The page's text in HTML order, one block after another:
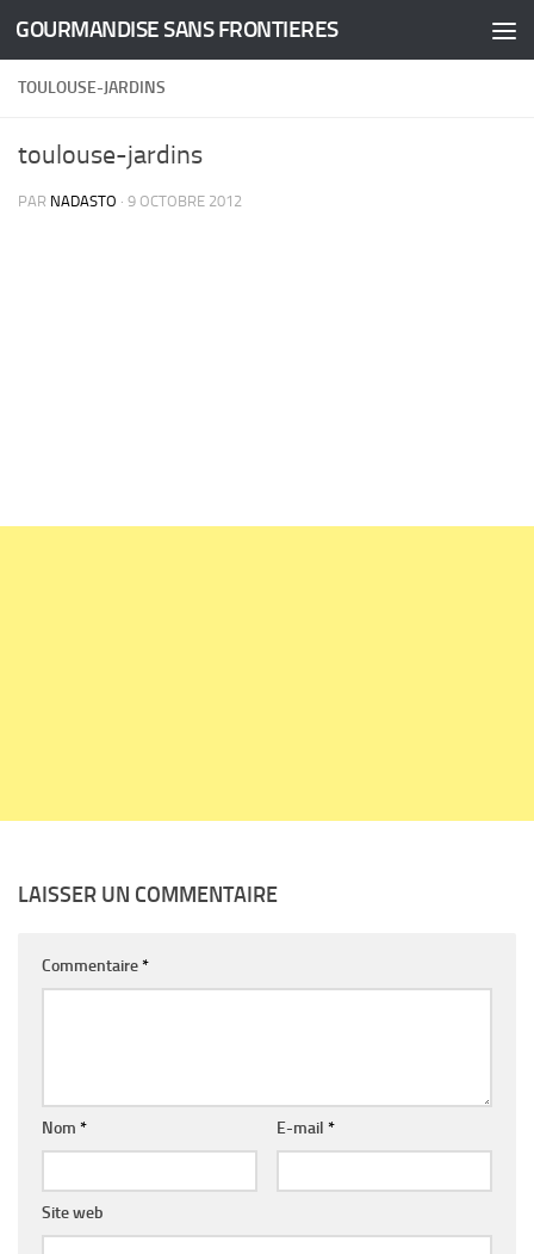
Skip to content
GOURMANDISE SANS FRONTIERES
TOULOUSE-JARDINS
toulouse-jardins
PAR NADASTO · 9 OCTOBRE 2012
LAISSER UN COMMENTAIRE
Commentaire*
Nom * E-mail *
Site web